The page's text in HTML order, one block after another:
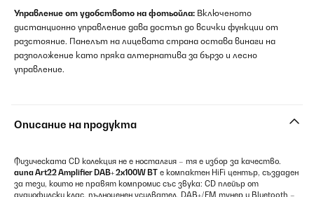
Управление от удобството на фотьойла: Включеното
дистанционно управление дава достъп до всички функции от
разстояние. Панелът на лицевата страна остава винаги на
разположение като пряка алтернатива за бързо и лесно
управление.
Описание на продукта
Физическата CD колекция не е носталгия – тя е избор за качество.
auna Art22 Amplifier DAB+ 2x100W BT е компактен HiFi център, създаден
за тези, които не правят компромис със звука: CD плейър от
аудиофилски клас, пълноценен усилвател, DAB+/FM тунер и Bluetooth –